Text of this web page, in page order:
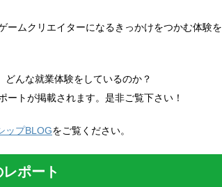
ームクリエイターになるきっかけをつかむ体験を
んな就業体験をしているのか？
トが掲載されます。是非ご覧下さい！
ップBLOGをご覧ください。
ポート